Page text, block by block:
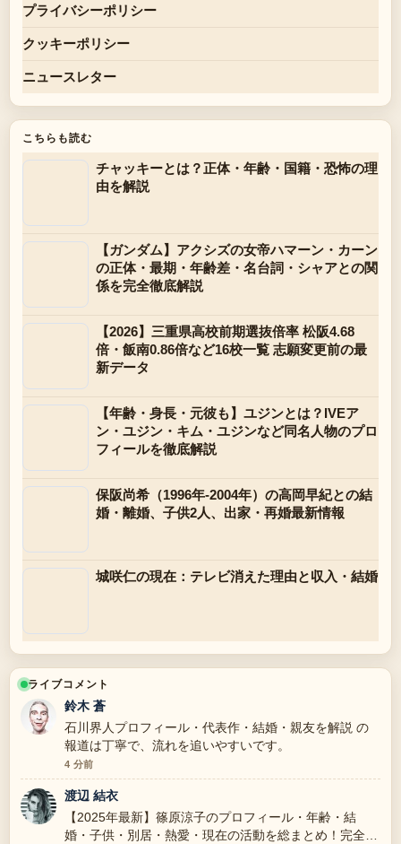
プライバシーポリシー
クッキーポリシー
ニュースレター
こちらも読む
チャッキーとは？正体・年齢・国籍・恐怖の理
由を解説
【ガンダム】アクシズの女帝ハマーン・カーン
の正体・最期・年齢差・名台詞・シャアとの関
係を完全徹底解説
【2026】三重県高校前期選抜倍率 松阪4.68
倍・飯南0.86倍など16校一覧 志願変更前の最
新データ
【年齢・身長・元彼も】ユジンとは？IVEア
ン・ユジン・キム・ユジンなど同名人物のプロ
フィールを徹底解説
保阪尚希（1996年-2004年）の高岡早紀との結
婚・離婚、子供2人、出家・再婚最新情報
城咲仁の現在：テレビ消えた理由と収入・結婚
ライブコメント
鈴木 蒼
石川界人プロフィール・代表作・結婚・親友を解説 の
報道は丁寧で、流れを追いやすいです。
4 分前
渡辺 結衣
【2025年最新】篠原涼子のプロフィール・年齢・結
婚・子供・別居・熱愛・現在の活動を総まとめ！完全版